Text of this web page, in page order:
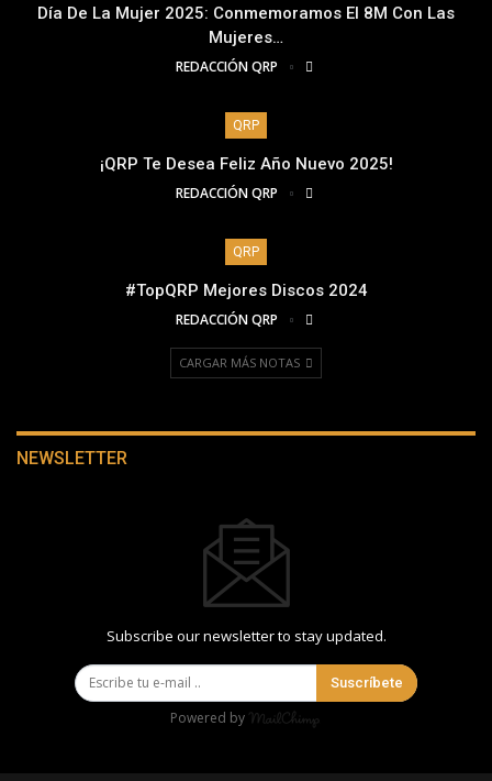
Día De La Mujer 2025: Conmemoramos El 8M Con Las
Mujeres…
REDACCIÓN QRP
QRP
¡QRP Te Desea Feliz Año Nuevo 2025!
REDACCIÓN QRP
QRP
#TopQRP Mejores Discos 2024
REDACCIÓN QRP
CARGAR MÁS NOTAS
NEWSLETTER
Subscribe our newsletter to stay updated.
Suscríbete
Powered by